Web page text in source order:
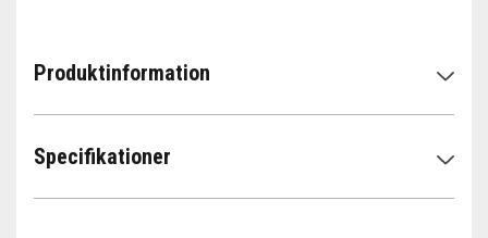
Produktinformation
Specifikationer